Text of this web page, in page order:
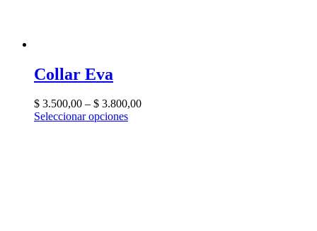
Collar Eva
$ 3.500,00 – $ 3.800,00
Seleccionar opciones